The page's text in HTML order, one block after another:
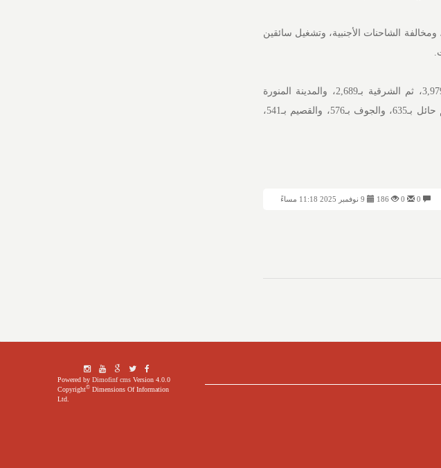
وجود وثيقة نقل، ومخالفة الشاحنات الأجنبية، وتشغيل سائقين
وتصدرت منطقة الرياض بعدد مخالفات بلغ 7,875، تلتها مكة المكرمة بـ3,979، ثم الشرقية بـ2,689، والمدينة المنورة
بـ2,501، وتبوك بـ1,848، وعسير بـ1,138، ونجران بـ1,014، وجازان بـ867، ثم حائل بـ635، والجوف بـ576، والقصيم بـ541،
186
Powered by Dimofinf cmsVersion 4.0.0
Copyright©Dimensions Of Information
Ltd.